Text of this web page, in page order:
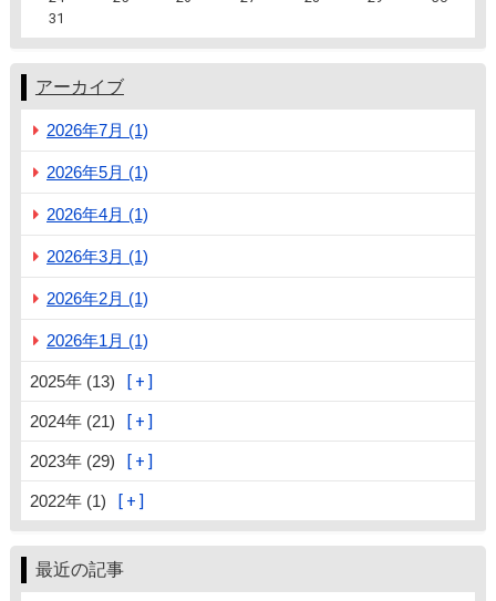
31
アーカイブ
2026年7月 (1)
2026年5月 (1)
2026年4月 (1)
2026年3月 (1)
2026年2月 (1)
2026年1月 (1)
2025年 (13)
2024年 (21)
2023年 (29)
2022年 (1)
最近の記事